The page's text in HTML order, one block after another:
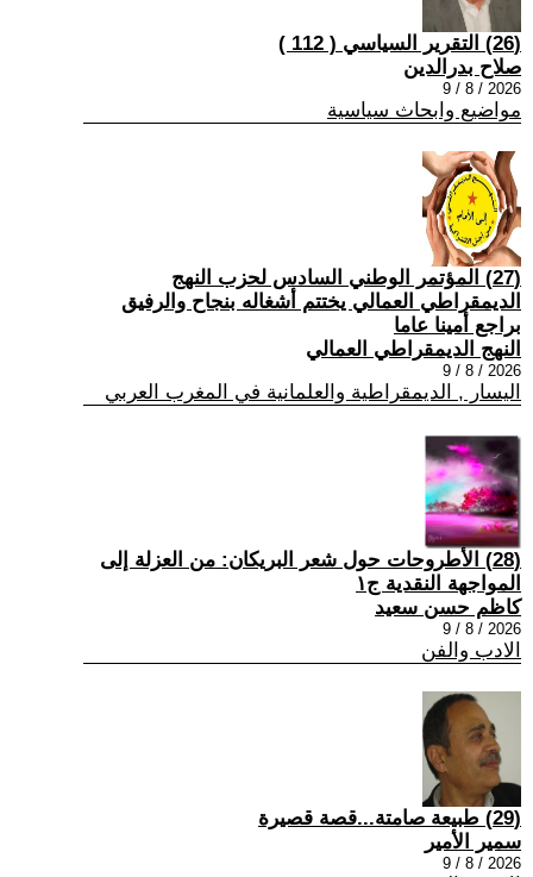
(26) التقرير السياسي ( 112 )
صلاح بدرالدين
2026 / 8 / 9
مواضيع وابحاث سياسية
(27) المؤتمر الوطني السادس لحزب النهج
الديمقراطي العمالي يختتم أشغاله بنجاح والرفيق
براجع أمينا عاما
النهج الديمقراطي العمالي
2026 / 8 / 9
اليسار , الديمقراطية والعلمانية في المغرب العربي
(28) الأطروحات حول شعر البريكان: من العزلة إلى
المواجهة النقدية ج١
كاظم حسن سعيد
2026 / 8 / 9
الادب والفن
(29) طبيعة صامتة...قصة قصيرة
سمير الأمير
2026 / 8 / 9